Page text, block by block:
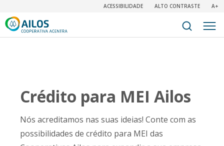
ACESSIBILIDADE ALTO CONTRASTE A+
Crédito para MEI Ailos
Nós acreditamos nas suas ideias! Conte com as
possibilidades de crédito para MEI das